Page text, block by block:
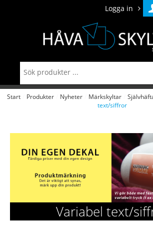
Logga in
in
Start Produkter Nyheter Märkskyltar
text/siffror
Variabel text/